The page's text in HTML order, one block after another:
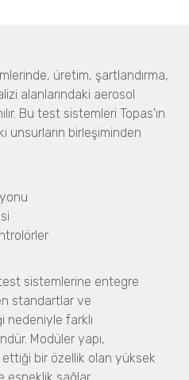
Analizi
Analizi
Analizi
Analizi
üretim, şartlandırma,
alanlarındaki aerosol
Bu test sistemleri Topas'ın
unsurların birleşiminden
sistemlerine entegre
standartlar ve
farklı
Modüler yapı,
bir özellik olan yüksek